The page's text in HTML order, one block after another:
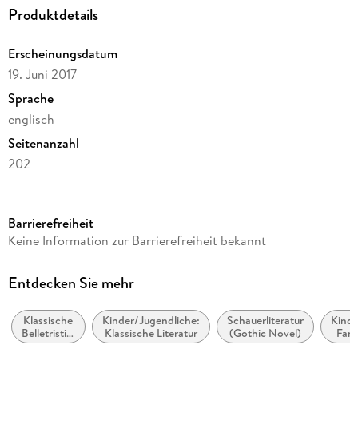
Produktdetails
Erscheinungsdatum
19. Juni 2017
Sprache
englisch
Seitenanzahl
202
Autor/Autorin
Verlag/Hersteller
Produktart
kartoniert
Barrierefreiheit
Keine Information zur Barrierefreiheit bekannt
Entdecken Sie mehr
Klassische
Belletristik:
allgemein
Kinder/Jugendliche:
Klassische Literatur
Schauerliteratur
(Gothic Novel)